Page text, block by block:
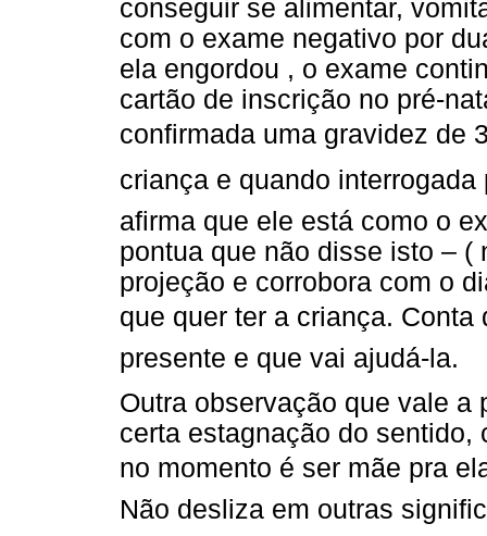
conseguir se alimentar,
com o exame negativo por
ela engordou , o exame
cartão de inscrição no pré-
confirmada uma gravidez de
criança e quando
afirma que ele está como o
pontua que não disse isto – (
projeção e corrobora com o
que quer ter a criança.
presente e que vai ajudá-la.
Outra observação que vale a
certa estagnação do sentido,
no momento é ser mãe pra
Não desliza em outras